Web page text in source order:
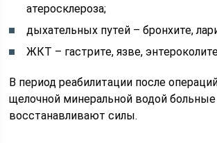
атеросклероза;
дыхательных путей – бронхите,
ЖКТ – гастрите, язве,
В период реабилитации после
щелочной минеральной водой больные
восстанавливают силы.